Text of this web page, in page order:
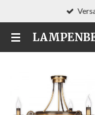
Hauptinhalt
springen